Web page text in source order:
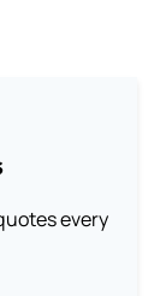
every